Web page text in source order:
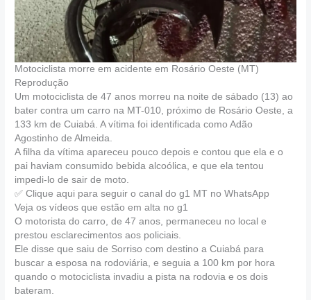
Motociclista morre em acidente em Rosário Oeste (MT)
Reprodução
Um motociclista de 47 anos morreu na noite de sábado (13) ao
bater contra um carro na MT-010, próximo de Rosário Oeste, a
133 km de Cuiabá. A vítima foi identificada como Adão
Agostinho de Almeida.
A filha da vítima apareceu pouco depois e contou que ela e o
pai haviam consumido bebida alcoólica, e que ela tentou
impedi-lo de sair de moto.
✅ Clique aqui para seguir o canal do g1 MT no WhatsApp
Veja os vídeos que estão em alta no g1
O motorista do carro, de 47 anos, permaneceu no local e
prestou esclarecimentos aos policiais.
Ele disse que saiu de Sorriso com destino a Cuiabá para
buscar a esposa na rodoviária, e seguia a 100 km por hora
quando o motociclista invadiu a pista na rodovia e os dois
bateram.